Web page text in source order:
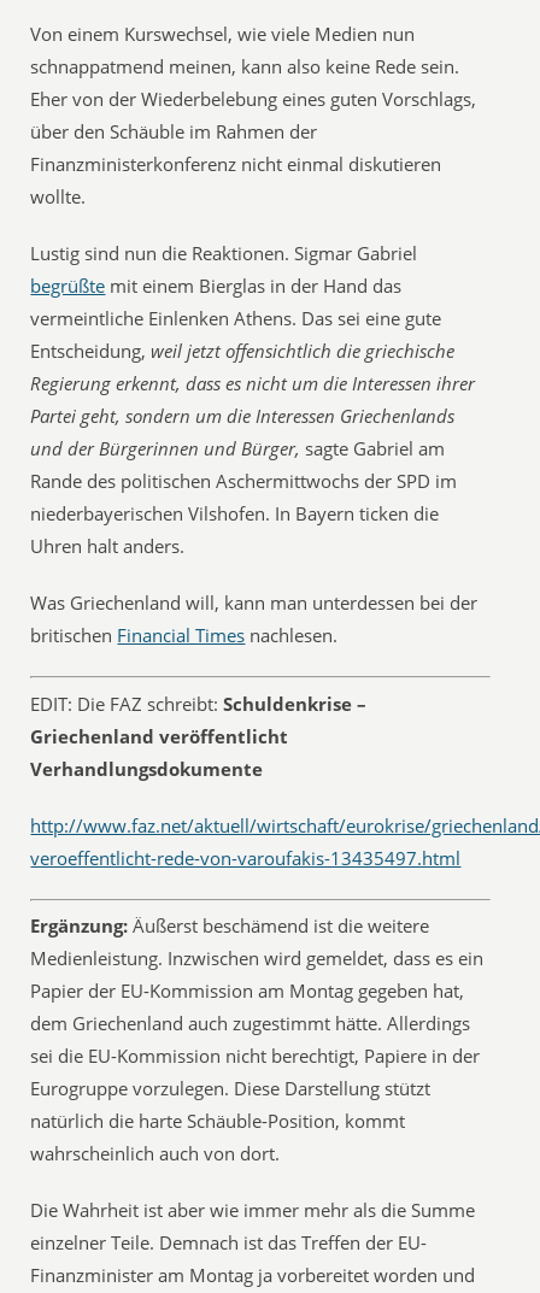
Von einem Kurswechsel, wie viele Medien nun
schnappatmend meinen, kann also keine Rede sein.
Eher von der Wiederbelebung eines guten Vorschlags,
über den Schäuble im Rahmen der
Finanzministerkonferenz nicht einmal diskutieren
wollte.
Lustig sind nun die Reaktionen. Sigmar Gabriel
begrüßte mit einem Bierglas in der Hand das
vermeintliche Einlenken Athens. Das sei eine gute
Entscheidung, weil jetzt offensichtlich die griechische
Regierung erkennt, dass es nicht um die Interessen ihrer
Partei geht, sondern um die Interessen Griechenlands
und der Bürgerinnen und Bürger, sagte Gabriel am
Rande des politischen Aschermittwochs der SPD im
niederbayerischen Vilshofen. In Bayern ticken die
Uhren halt anders.
Was Griechenland will, kann man unterdessen bei der
britischen Financial Times nachlesen.
EDIT: Die FAZ schreibt:Schuldenkrise –
Griechenland veröffentlicht
Verhandlungsdokumente
http://www.faz.net/aktuell/wirtschaft/eurokrise/
veroeffentlicht-rede-von-varoufakis-13435497.html
Ergänzung: Äußerst beschämend ist die weitere
Medienleistung. Inzwischen wird gemeldet, dass es ein
Papier der EU-Kommission am Montag gegeben hat,
dem Griechenland auch zugestimmt hätte. Allerdings
sei die EU-Kommission nicht berechtigt, Papiere in der
Eurogruppe vorzulegen. Diese Darstellung stützt
natürlich die harte Schäuble-Position, kommt
wahrscheinlich auch von dort.
Die Wahrheit ist aber wie immer mehr als die Summe
einzelner Teile. Demnach ist das Treffen der EU-
Finanzminister am Montag ja vorbereitet worden und